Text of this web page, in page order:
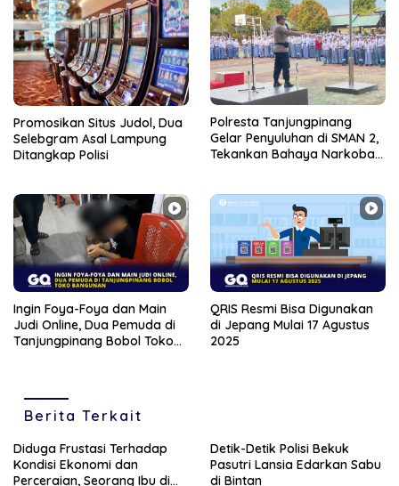
Promosikan Situs Judol, Dua
Selebgram Asal Lampung
Ditangkap Polisi
Polresta Tanjungpinang
Gelar Penyuluhan di SMAN 2,
Tekankan Bahaya Narkoba
Ingin Foya-Foya dan Main
Judi Online, Dua Pemuda di
Tanjungpinang Bobol Toko
QRIS Resmi Bisa Digunakan
di Jepang Mulai 17 Agustus
2025
Berita Terkait
Diduga Frustasi Terhadap
Kondisi Ekonomi dan
Perceraian, Seorang Ibu di
Detik-Detik Polisi Bekuk
Pasutri Lansia Edarkan Sabu
di Bintan